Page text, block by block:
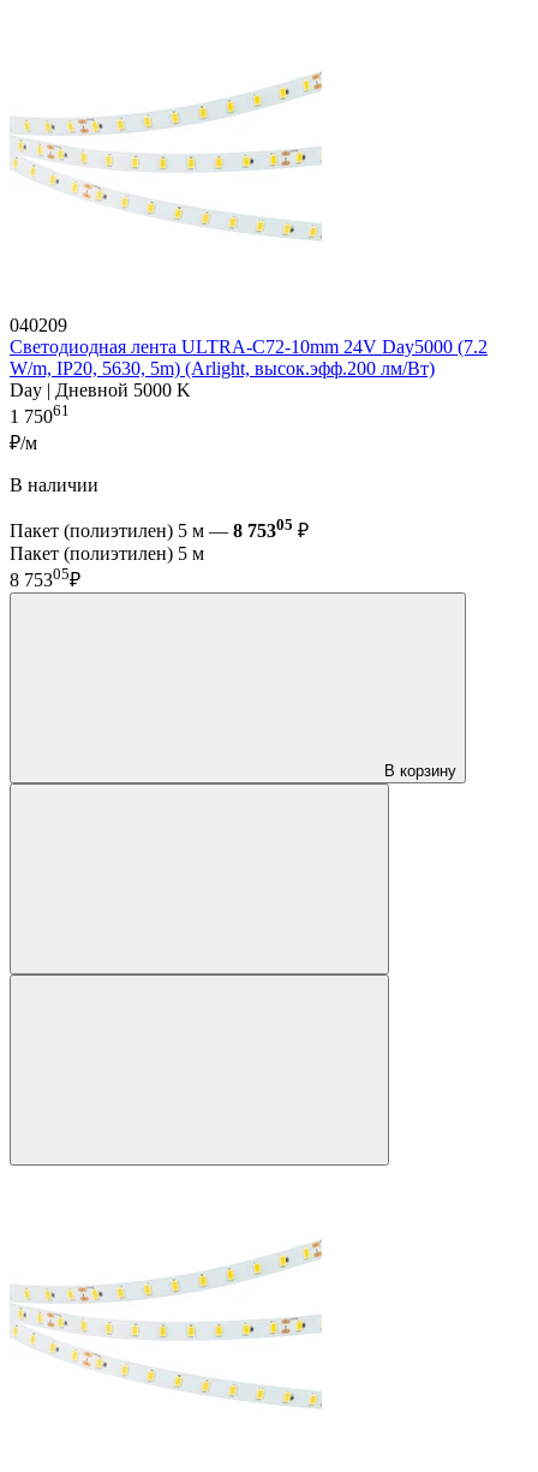
040209
Светодиодная лента ULTRA-C72-10mm 24V Day5000 (7.2
W/m, IP20, 5630, 5m) (Arlight, высок.эфф.200 лм/Вт)
Day | Дневной 5000 K
1 75061
₽/м
В наличии
Пакет (полиэтилен) 5 м — 8 75305 ₽
Пакет (полиэтилен) 5 м
8 75305₽
В корзину